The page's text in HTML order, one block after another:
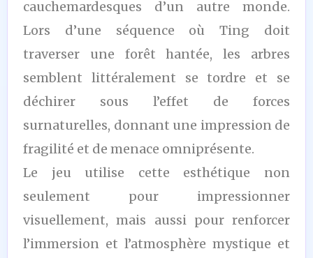
cauchemardesques d’un autre monde.
Lors d’une séquence où Ting doit
traverser une forêt hantée, les arbres
semblent littéralement se tordre et se
déchirer sous l’effet de forces
surnaturelles, donnant une impression de
fragilité et de menace omniprésente.
Le jeu utilise cette esthétique non
seulement pour impressionner
visuellement, mais aussi pour renforcer
l’immersion et l’atmosphère mystique et